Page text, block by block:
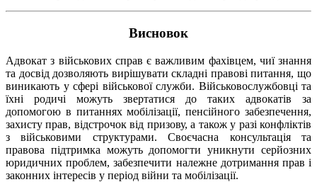
Висновок
Адвокат з військових справ є важливим фахівцем, чиї знання
та досвід дозволяють вирішувати складні правові питання, що
виникають у сфері військової служби. Військовослужбовці та
їхні родичі можуть звертатися до таких адвокатів за
допомогою в питаннях мобілізації, пенсійного забезпечення,
захисту прав, відстрочок від призову, а також у разі конфліктів
з військовими структурами. Своєчасна консультація та
правова підтримка можуть допомогти уникнути серйозних
юридичних проблем, забезпечити належне дотримання прав і
законних інтересів у період війни та мобілізації.